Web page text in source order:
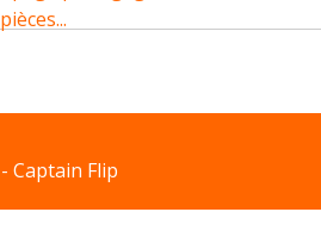
Captain Flip